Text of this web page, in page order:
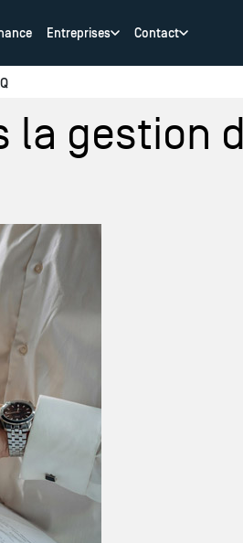
la gestion
Entreprises Contact